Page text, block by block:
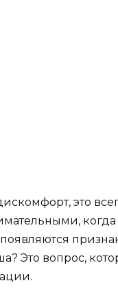
это
когда
Это вопрос,